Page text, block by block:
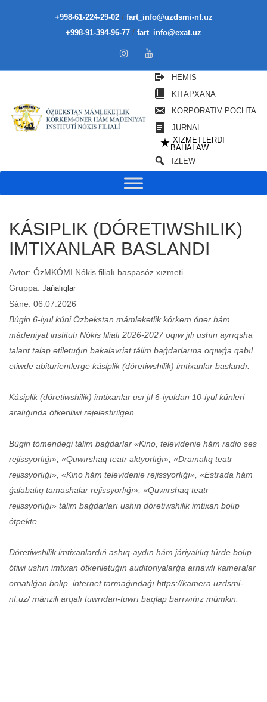
+998-61-224-29-02/ fart_info@uzdsmi-nf.uz
+998-91-394-96-77 / fart_info@exat.uz
HEMIS
KITAPXANA
KORPORATIV POCHTA
JURNAL
★ XIZMETLERDI
BAHALAW
IZLEW
KÁSIPLIK (DÓRETIWShILIK)
IMTIXANLAR BASLANDI
Avtor: ÓzMKÓMI Nókis filialı baspasóz xızmeti
Gruppa: Jańalıqlar
Sáne: 06.07.2026
Búgin 6-iyul kúni Ózbekstan mámleketlik kórkem óner hám
mádeniyat institutı Nókis filialı 2026-2027 oqıw jılı ushın ayrıqsha
talant talap etiletuǵın bakalavriat tálim baǵdarlarına oqıwǵa qabıl
etiwde abiturientlerge kásiplik (dóretiwshilik) imtixanlar baslandı.
Kásiplik (dóretiwshilik) imtixanlar usı jıl 6-iyuldan 10-iyul kúnleri
aralıǵında ótkeriliwi rejelestirilgen.
Búgin tómendegi tálim baǵdarlar «Kino, televidenie hám radio ses
rejissyorlıǵı», «Quwırshaq teatr aktyorlıǵı», «Dramalıq teatr
rejissyorlıǵı», «Kino hám televidenie rejissyorlıǵı», «Estrada hám
ǵalabalıq tamashalar rejissyorlıǵı», «Quwırshaq teatr
rejissyorlıǵı» tálim baǵdarları ushın dóretiwshilik imtixan bolıp
ótpekte.
Dóretiwshilik imtixanlardıń ashıq-aydın hám járiyalılıq túrde bolıp
ótiwi ushın imtixan ótkeriletuǵın auditoriyalarǵa arnawlı kameralar
ornatılǵan bolıp, internet tarmaǵındaǵı https://kamera.uzdsmi-
nf.uz/ mánzili arqalı tuwrıdan-tuwrı baqlap barıwıńız múmkin.